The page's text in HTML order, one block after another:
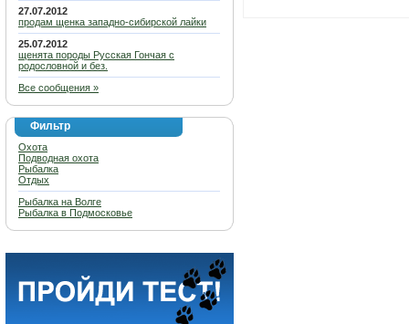
27.07.2012
продам щенка западно-сибирской лайки
25.07.2012
щенята породы Русская Гончая с
родословной и без.
Все сообщения »
Фильтр
Охота
Подводная охота
Рыбалка
Отдых
Рыбалка на Волге
Рыбалка в Подмосковье